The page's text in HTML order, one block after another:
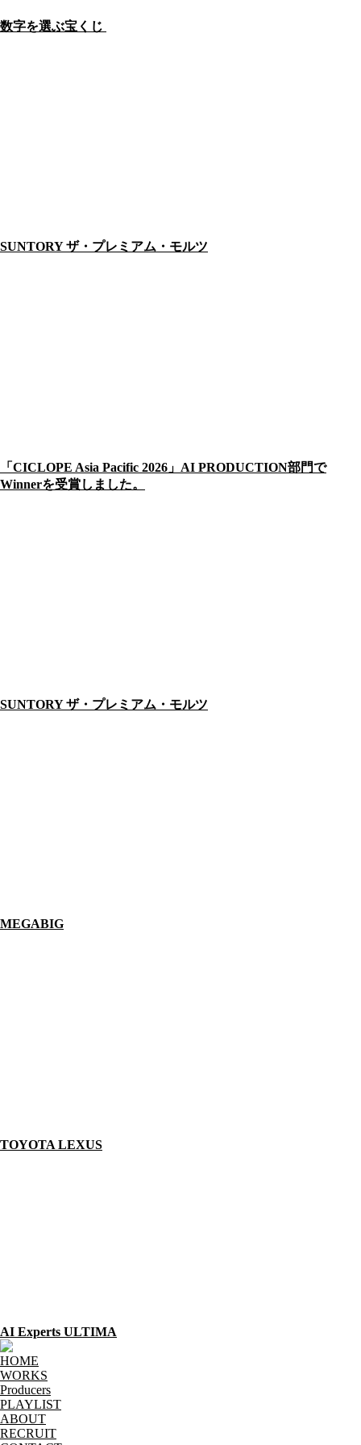
数字を選ぶ宝くじ
SUNTORY ザ・プレミアム・モルツ
「CICLOPE Asia Pacific 2026」AI PRODUCTION部門で
Winnerを受賞しました。
SUNTORY ザ・プレミアム・モルツ
MEGABIG
TOYOTA LEXUS
AI Experts ULTIMA
HOME
WORKS
Producers
PLAYLIST
ABOUT
RECRUIT